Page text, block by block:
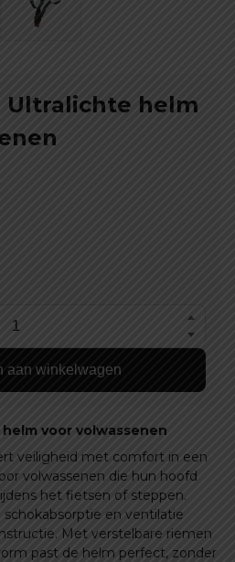
Ultralichte helm
aan winkelwagen
voor volwassenen
veiligheid met comfort in een
volwassenen die hun hoofd
het fietsen of steppen.
en ventilatie
Met verstelbare riemen
past de helm perfect, zonder